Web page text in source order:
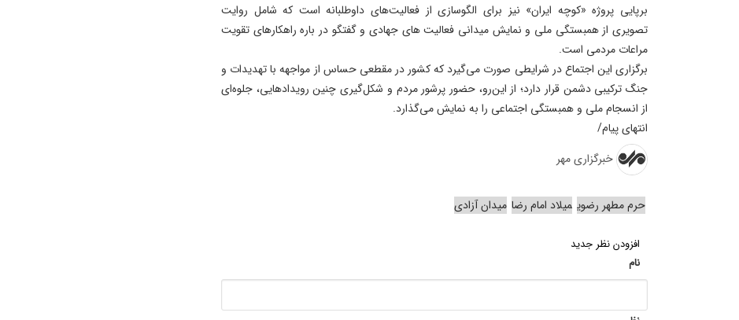
برپایی پروژه «کوچه ایران» نیز برای الگوسازی از فعالیت‌های داوطلبانه است که شامل روایت
تصویری از همبستگی ملی و نمایش میدانی فعالیت های جهادی و گفتگو در باره راهکارهای تقویت
مراعات مردمی است.
برگزاری این اجتماع در شرایطی صورت می‌گیرد که کشور در مقطعی حساس از مواجهه با تهدیدات و
جنگ ترکیبی دشمن قرار دارد؛ از این‌رو، حضور پرشور مردم و شکل‌گیری چنین رویدادهایی، جلوه‌ای
از انسجام ملی و همبستگی اجتماعی را به نمایش می‌گذارد.
انتهای پیام/
خبرگزاری مهر
حرم مطهر رضوی میلاد امام رضا میدان آزادی
افزودن نظر جدید
نام